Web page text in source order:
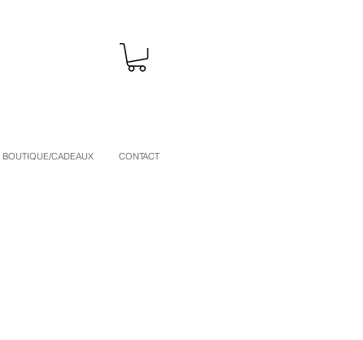
BOUTIQUE/CADEAUX CONTACT